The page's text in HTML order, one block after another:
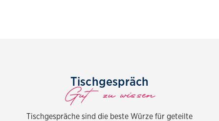
Tischgespräch
Gut zu wissen
Tischgespräche sind die beste Würze für geteilte